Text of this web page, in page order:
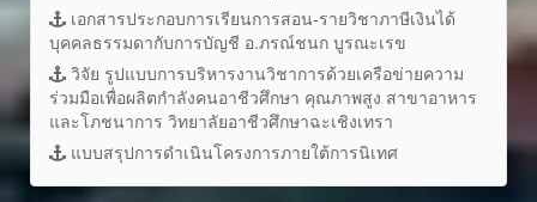
เอกสารประกอบการเรียนการสอน-รายวิชาภาษีเงินได้
บุคคลธรรมดากับการบัญชี อ.ภรณ์ชนก บูรณะเรข
วิจัย รูปแบบการบริหารงานวิชาการด้วยเครือข่ายความ
ร่วมมือเพื่อผลิตกำลังคนอาชีวศึกษา คุณภาพสูง สาขาอาหาร
และโภชนาการ วิทยาลัยอาชีวศึกษาฉะเชิงเทรา
แบบสรุปการดำเนินโครงการภายใต้การนิเทศ